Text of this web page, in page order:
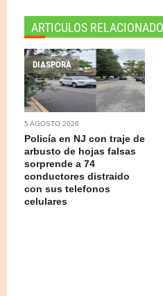
ARTICULOS
DIASPORA
5 AGOSTO 2026
Policía en NJ con traje de
arbusto de hojas falsas
sorprende a 74
conductores distraido
con sus telefonos
celulares